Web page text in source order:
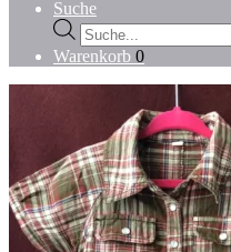
Suche
Products
search
Warenkorb 0